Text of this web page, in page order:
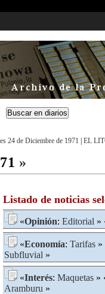
24 de Diciembre de 1971 EL
»
Listado de noticias
«Opinión: Editorial »
«Economía: Tarifas »
Subfluvial »
«Interés: Maquetas »
Aramburu »